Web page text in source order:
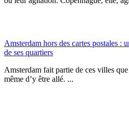
Amsterdam hors des cartes postales :
de ses quartiers
Amsterdam fait partie de ces villes
même d’y être allé. ...